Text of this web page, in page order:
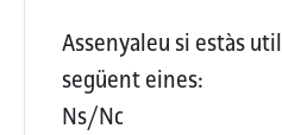
Assenyaleu si estàs
següent eines:
Ns/Nc